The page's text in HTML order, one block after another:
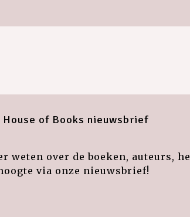
House of Books nieuwsbrief
weten over de boeken, auteurs,
via onze nieuwsbrief!